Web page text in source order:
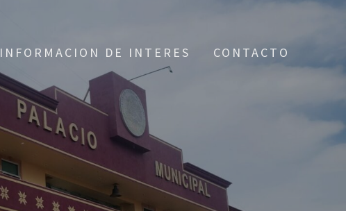
INFORMACION DE INTERES CONTACTO